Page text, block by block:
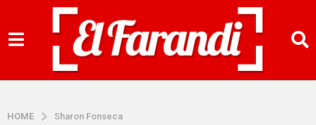
HOME Sharon Fonseca